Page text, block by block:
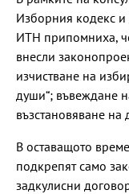
Изборния кодекс
ИТН припомниха,
внесли
изчистване на
души“; въвеждане
възстановяване
В оставащото
подкрепят само
задкулисни